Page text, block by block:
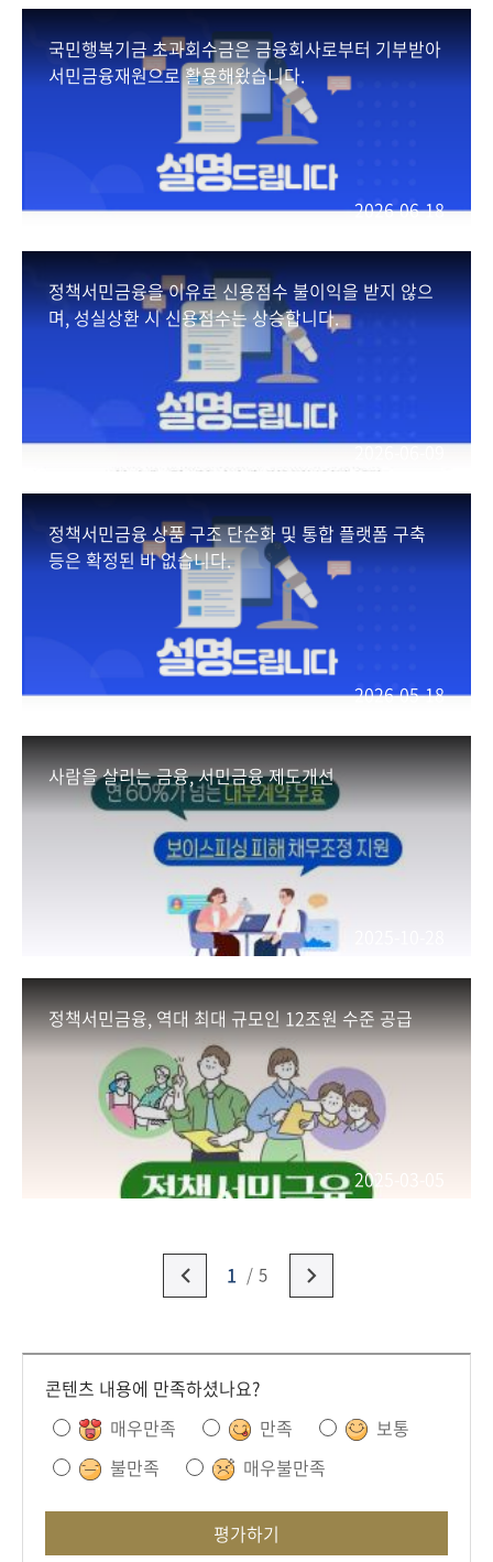
국민행복기금 초과회수금은 금융회사로부터 기부받아
서민금융재원으로 활용해왔습니다.
2026-06-18
정책서민금융을 이유로 신용점수 불이익을 받지 않으
며, 성실상환 시 신용점수는 상승합니다.
2026-06-09
정책서민금융 상품 구조 단순화 및 통합 플랫폼 구축
등은 확정된 바 없습니다.
2026-05-18
사람을 살리는 금융, 서민금융 제도개선
정책서민금융, 역대 최대 규모인 12조원 수준 공급
2025-03-05
1 5
콘텐츠 내용에 만족하셨나요?
매우만족
만족
보통
불만족
매우불만족
평가하기